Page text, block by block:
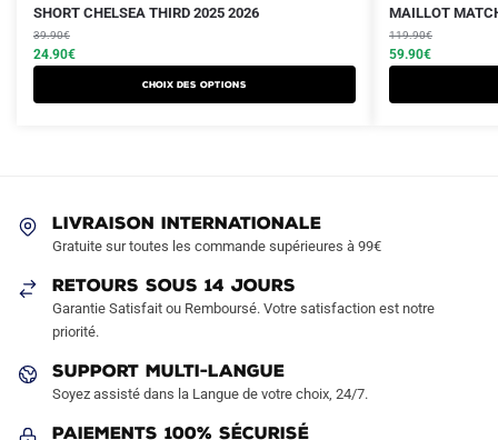
SHORT CHELSEA THIRD 2025 2026
39.90€
Le
prix
initial
était :
24.90€
Le
prix
actuel
est :
Choix des options
Ce
produit
a
être
choisies
sur
page
produit
MAILLOT
119.90€
Le
prix
initial
était :
59.90€
Le
prix
actuel
est :
Ce
produit
a
la
LIVRAISON INTERNATIONALE
Gratuite sur toutes les commande supérieures à 99€
RETOURS SOUS 14 JOURS
Garantie Satisfait ou Remboursé. Votre satisfaction est notre
priorité.
SUPPORT MULTI-LANGUE
Soyez assisté dans la Langue de votre choix, 24/7.
Paiements 100% Sécurisé